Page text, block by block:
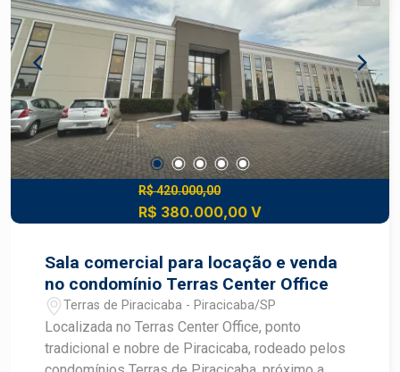
converse com um especialista Frias Neto.
R$ 420.000,00
R$ 380.000,00 V
Sala comercial para locação e venda
no condomínio Terras Center Office
Terras de Piracicaba - Piracicaba/SP
Localizada no Terras Center Office, ponto
tradicional e nobre de Piracicaba, rodeado pelos